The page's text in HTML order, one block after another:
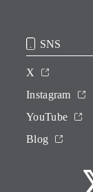
SNS
X
Instagram
YouTube
Blog